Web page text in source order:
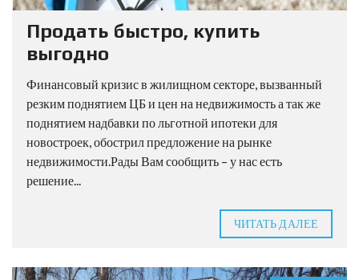
Продать быстро, купить
выгодно
Финансовый кризис в жилищном секторе, вызванный
резким поднятием ЦБ и цен на недвижимость а так же
поднятием надбавки по льготной ипотеки для
новостроек, обострил предложение на рынке
недвижимости.Рады Вам сообщить – у нас есть
решение...
ЧИТАТЬ ДАЛЕЕ